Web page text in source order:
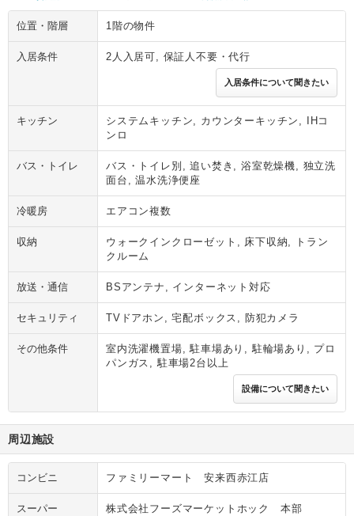
位置・階層 1階の物件
入居条件 2人入居可, 保証人不要・代行
入居条件について聞きたい
キッチン
システムキッチン, カウンターキッチン, IHコ
ンロ
バス・トイレ
バス・トイレ別, 追い焚き, 浴室乾燥機, 独立洗
面台, 温水洗浄便座
冷暖房 エアコン複数
収納
ウォークインクローゼット, 床下収納, トラン
クルーム
放送・通信 BSアンテナ, インターネット対応
セキュリティ TVドアホン, 宅配ボックス, 防犯カメラ
その他条件
室内洗濯機置場, 駐車場あり, 駐輪場あり, プロ
パンガス, 駐車場2台以上
設備について聞きたい
周辺施設
コンビニ ファミリーマート 安来西赤江店
スーパー
株式会社フーズマーケットホック 本部